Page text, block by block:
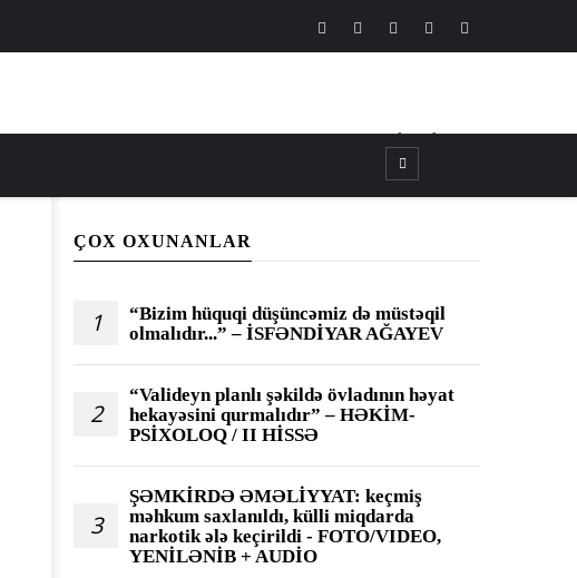
CANLI┃TV
ÇOX OXUNANLAR
1
“Bizim hüquqi düşüncəmiz də müstəqil
olmalıdır...” – İSFƏNDİYAR AĞAYEV
2
“Valideyn planlı şəkildə övladının həyat
hekayəsini qurmalıdır” – HƏKİM-
PSİXOLOQ / II HİSSƏ
3
ŞƏMKİRDƏ ƏMƏLİYYAT: keçmiş
məhkum saxlanıldı, külli miqdarda
narkotik ələ keçirildi - FOTO/VIDEO,
YENİLƏNİB + AUDİO